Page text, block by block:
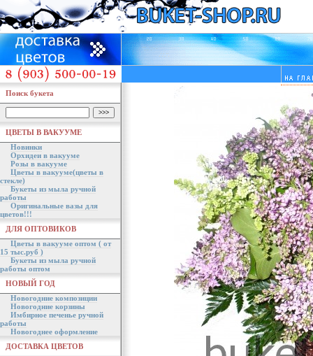
Поиск букета
ЦВЕТЫ В ВАКУУМЕ
Новинки
Орхидеи в вакууме
Розы в вакууме
Цветы в вакууме(цветы в
стекле)
Букеты из мыла ручной
работы
Оригинальные вазы для
цветов!!!
ДЛЯ ОПТОВИКОВ
Цветы в вакууме оптом ( от
15 тыс.руб )
Букеты из мыла ручной
работы оптом
НОВЫЙ ГОД
Новогодние композиции
Новогодние корзины
Имбирное печенье ручной
работы
Новогоднее оформление
ДОСТАВКА ЦВЕТОВ